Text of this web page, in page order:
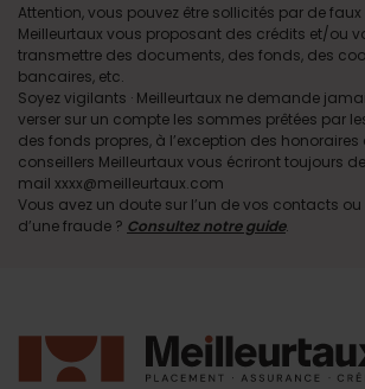
Attention, vous pouvez être sollicités par de
Meilleurtaux vous proposant des crédits et/ou
transmettre des documents, des fonds, des
bancaires, etc.
Soyez vigilants · Meilleurtaux ne demande
verser sur un compte les sommes prêtées par
des fonds propres, à l’exception des honoraires
conseillers Meilleurtaux vous écriront toujours
mail xxxx@meilleurtaux.com
Vous avez un doute sur l’un de vos contacts
d’une fraude ? Consultez notre guide.